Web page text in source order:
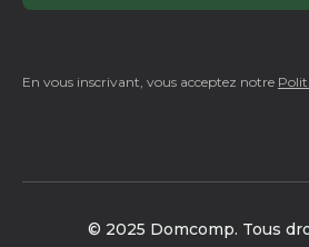
En vous inscrivant, vous acceptez notre
© 2025 Domcomp. Tous